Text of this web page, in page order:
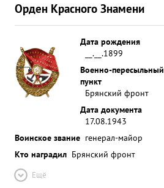
Орден Красного Знамени
Дата рождения
__.__.1899
Военно-пересыльный
пункт
Брянский фронт
Дата документа
17.08.1943
Воинское звание генерал-майор
Кто наградил Брянский фронт
Ещё